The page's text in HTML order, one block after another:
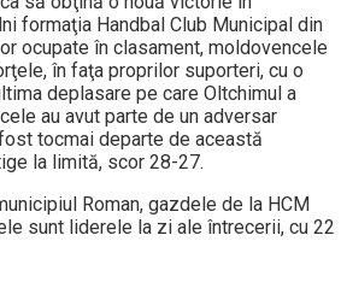
formaţia Handbal Club Municipal din
ocupate în clasament, moldovencele
în faţa proprilor suporteri, cu o
deplasare pe care Oltchimul a
au avut parte de un adversar
tocmai departe de această
la limită, scor 28-27.
Roman, gazdele de la HCM
sunt liderele la zi ale întrecerii, cu 22